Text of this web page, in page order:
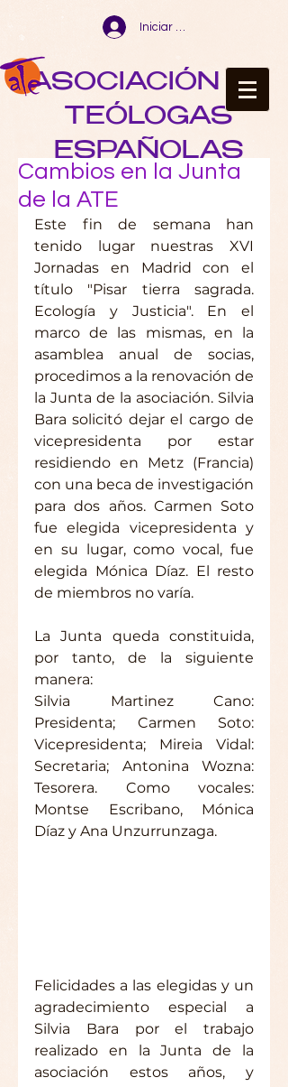
Iniciar sesión
ASOCIACIÓN DE
TEÓLOGAS
ESPAÑOLAS
Cambios en la Junta
de la ATE
Este fin de semana han
tenido lugar nuestras XVI
Jornadas en Madrid con el
título "Pisar tierra sagrada.
Ecología y Justicia". En el
marco de las mismas, en la
asamblea anual de socias,
procedimos a la renovación de
la Junta de la asociación. Silvia
Bara solicitó dejar el cargo de
vicepresidenta por estar
residiendo en Metz (Francia)
con una beca de investigación
para dos años. Carmen Soto
fue elegida vicepresidenta y
en su lugar, como vocal, fue
elegida Mónica Díaz. El resto
de miembros no varía.
La Junta queda constituida,
por tanto, de la siguiente
manera:
Silvia Martinez Cano:
Presidenta; Carmen Soto:
Vicepresidenta; Mireia Vidal:
Secretaria; Antonina Wozna:
Tesorera. Como vocales:
Montse Escribano, Mónica
Díaz y Ana Unzurrunzaga.
Felicidades a las elegidas y un
agradecimiento especial a
Silvia Bara por el trabajo
realizado en la Junta de la
asociación estos años, y